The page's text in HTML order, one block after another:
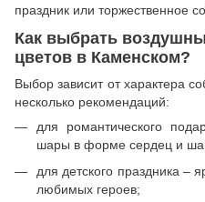
праздник или торжественное
Как выбрать
цветов в Каменском?
Выбор зависит от характера
несколько рекомендаций:
для романтического
шары в форме сердец и
для детского праздника –
любимых героев;